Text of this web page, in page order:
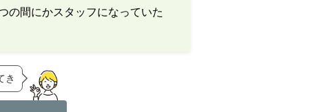
の間にかスタッフになっていた
き